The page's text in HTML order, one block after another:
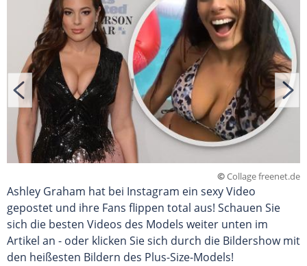
©Collage freenet.de
Ashley Graham hat bei Instagram ein sexy Video
gepostet und ihre Fans flippen total aus! Schauen Sie
sich die besten Videos des Models weiter unten im
Artikel an - oder klicken Sie sich durch die Bildershow mit
den heißesten Bildern des Plus-Size-Models!